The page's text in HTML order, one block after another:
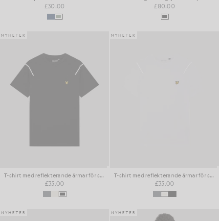
£30.00 £80.00
NYHETER
T-shirt med reflekterande ärmar för sport
£35.00
NYHETER
T-shirt med reflekterande ärmar för sport
£35.00
NYHETER NYHETER